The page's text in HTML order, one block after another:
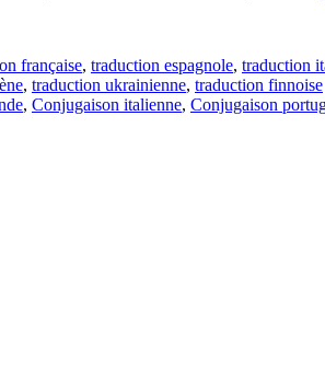
française, traduction espagnole, traduction
, traduction ukrainienne, traduction finnoise
, Conjugaison italienne, Conjugaison